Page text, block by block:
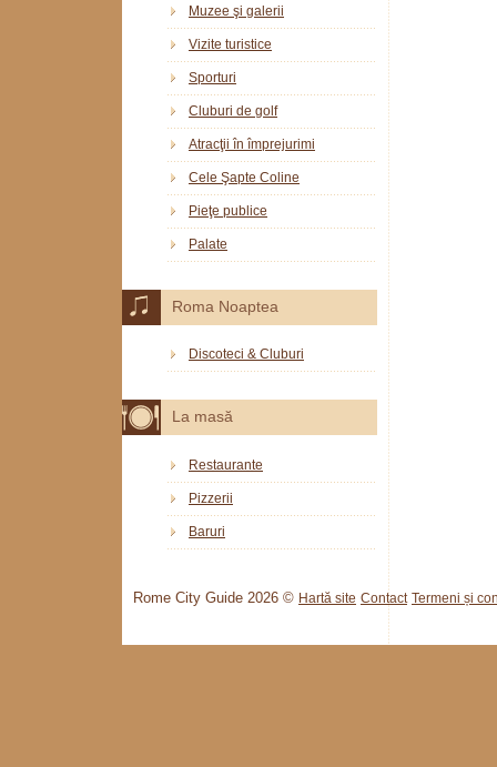
Muzee şi galerii
Vizite turistice
Sporturi
Cluburi de golf
Atracţii în împrejurimi
Cele Şapte Coline
Pieţe publice
Palate
Roma Noaptea
Discoteci & Cluburi
La masă
Restaurante
Pizzerii
Baruri
Rome City Guide 2026 © Hartă site Contact Termeni și